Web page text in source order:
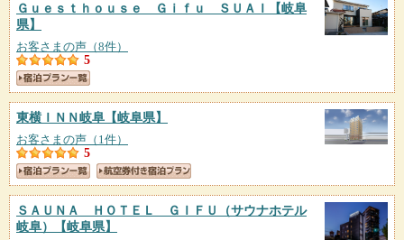
Ｇｕｅｓｔｈｏｕｓｅ Ｇｉｆｕ ＳＵＡＩ
【岐阜
県】
お客さまの声（8件）
5
東横ＩＮＮ岐阜 【岐阜県】
お客さまの声（1件）
5
ＳＡＵＮＡ ＨＯＴＥＬ ＧＩＦＵ（サウナホテル
岐阜）
【岐阜県】